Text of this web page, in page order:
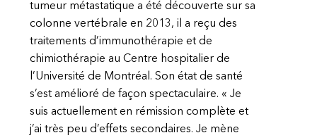
tumeur métastatique a été découverte sur sa
colonne vertébrale en 2013, il a reçu des
traitements d’immunothérapie et de
chimiothérapie au Centre hospitalier de
l’Université de Montréal. Son état de santé
s’est amélioré de façon spectaculaire. « Je
suis actuellement en rémission complète et
j’ai très peu d’effets secondaires. Je mène